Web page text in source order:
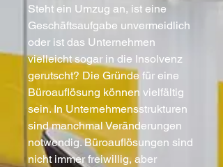
Steht ein Umzug an, ist eine
Geschäftsaufgabe unvermeidlich
oder ist das Unternehmen
vielleicht sogar in die Insolvenz
gerutscht? Die Gründe für eine
Büroauflösung können vielfältig
sein. In Unternehmensstrukturen
sind manchmal Veränderungen
notwendig. Büroauflösungen sind
nicht immer freiwillig, aber